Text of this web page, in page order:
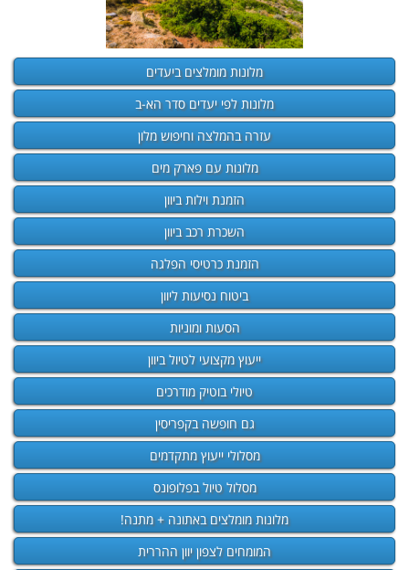
מלונות מומלצים ביעדים
מלונות לפי יעדים סדר הא-ב
עזרה בהמלצה וחיפוש מלון
מלונות עם פארק מים
הזמנת וילות ביוון
השכרת רכב ביוון
הזמנת כרטיסי הפלגה
ביטוח נסיעות ליוון
הסעות ומוניות
ייעוץ מקצועי לטיול ביוון
טיולי בוטיק מודרכים
גם חופשה בקפריסין
מסלולי ייעוץ מתקדמים
מסלול טיול בפלופונס
מלונות מומלצים באתונה + מתנה!
המומחים לצפון יוון ההררית